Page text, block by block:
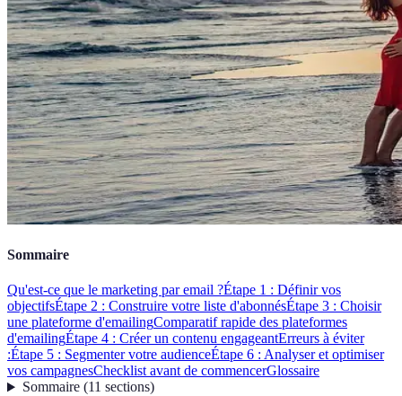
Sommaire
Qu'est-ce que le marketing par email ?Étape 1 : Définir vos
objectifsÉtape 2 : Construire votre liste d'abonnésÉtape 3 : Choisir
une plateforme d'emailingComparatif rapide des plateformes
d'emailingÉtape 4 : Créer un contenu engageantErreurs à éviter
:Étape 5 : Segmenter votre audienceÉtape 6 : Analyser et optimiser
vos campagnesChecklist avant de commencerGlossaire
Sommaire(11 sections)